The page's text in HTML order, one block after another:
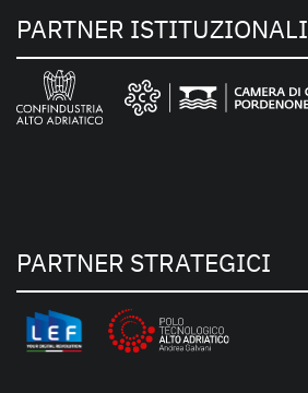
PARTNER ISTITUZIONALI
PARTNER STRATEGICI